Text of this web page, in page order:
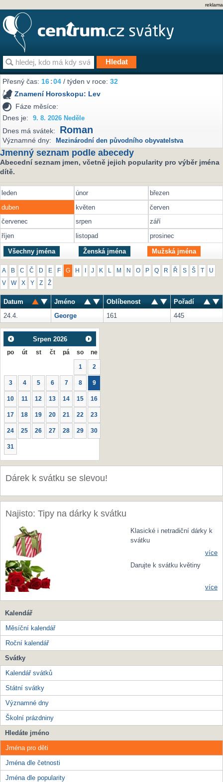
reklama
Přesný čas:16:04 / týden v roce:32
Znamení Horoskopu: Lev
Fáze měsíce:
Dnes je:
9. 8. 2026 Neděle
Dnes má svátek: Roman
Významné dny: Mezinárodní den původního obyvatelstva
Jmenný seznam podle abecedy
Abecední seznam jmen, včetně jejich popularity pro výběr jména
dítě.
leden únor
březen
duben
květen
červen
červenec
srpen
září
říjen
listopad prosinec
Všechny jména Ženská jména Mužská jména
A B C Č D E F G H J K M N O P Q R Ř S Š U
V W X Y Z Ž
Datum Jméno Oblíbenost
Pořadí
24.4.
George 161 445
Srpen 2026
po út st čt pá so ne
1 2
3 4 5 6 7 8 9
10 11 12 13 14 15 16
17 18 19 20 21 22 23
24 25 26 27 28 29 30
31
Dárek k svátku se slevou!
Najisto: Tipy na dárky k svátku
Klasické i netradiční dárky k
svátku
více
Darujte k svátku květiny
více
Kalendář
Měsíční kalendář
Roční kalendář
Svátky
Kalendář svátků
Státní svátky
Významné dny
Školní prázdniny
Hledáte jméno
Jména pro děti
Jména dle četnosti
Jména dle popularity